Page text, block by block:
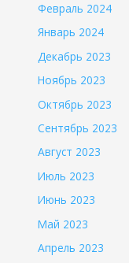
Февраль 2024
Январь 2024
Декабрь 2023
Ноябрь 2023
Октябрь 2023
Сентябрь 2023
Август 2023
Июль 2023
Июнь 2023
Май 2023
Апрель 2023